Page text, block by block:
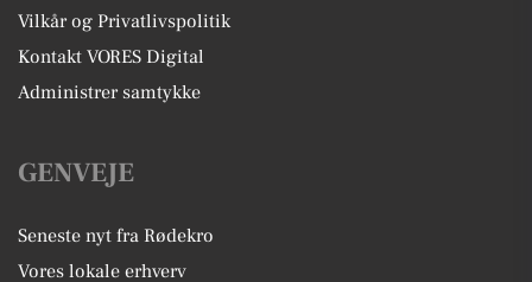
Vilkår og Privatlivspolitik
Kontakt VORES Digital
Administrer samtykke
GENVEJE
Seneste nyt fra Rødekro
Vores lokale erhverv